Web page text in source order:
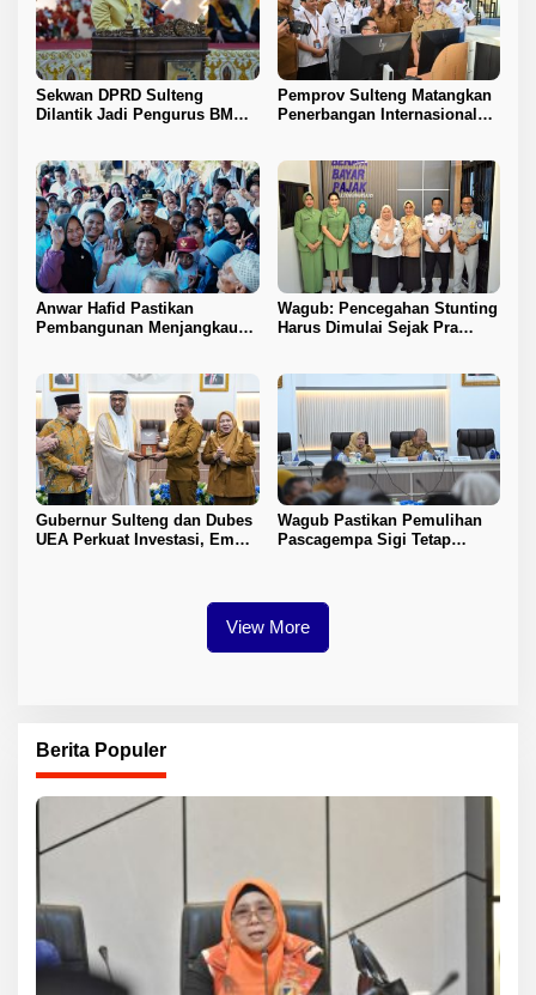
Sekwan DPRD Sulteng
Dilantik Jadi Pengurus BMA
Pemprov Sulteng Matangkan
Penerbangan Internasional
Anwar Hafid Pastikan
Pembangunan Menjangkau
Wagub: Pencegahan Stunting
Harus Dimulai Sejak Pra
Gubernur Sulteng dan Dubes
UEA Perkuat Investasi, Empat
Wagub Pastikan Pemulihan
Pascagempa Sigi Tetap
View More
Berita Populer